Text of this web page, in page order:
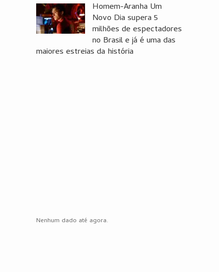
Homem-Aranha Um
Novo Dia supera 5
milhões de espectadores
no Brasil e já é uma das
maiores estreias da história
Nenhum dado até agora.